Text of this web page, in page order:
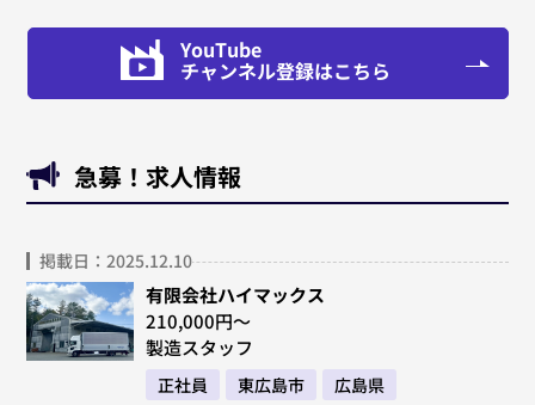
YouTube
チャンネル登録はこちら
急募！求人情報
掲載日：2025.12.10
有限会社ハイマックス
210,000円～
製造スタッフ
正社員 東広島市 広島県